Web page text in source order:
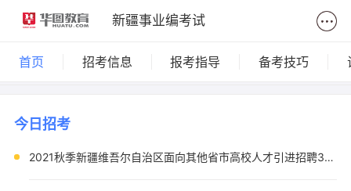
新疆事业编考试
首页 招考信息 报考指导 备考技巧
今日招考
2021秋季新疆维吾尔自治区面向其他省市高校人才引进招聘3846人公告